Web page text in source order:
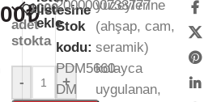
₺
1000
adet
stokta
- +
listesine
ekle
2000000733777
Stok
kodu:
PDM5660-
DM
yüzeylerine
(ahşap, cam,
seramik)
kolayca
uygulanan,